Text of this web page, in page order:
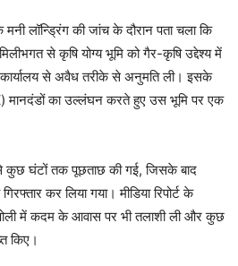
लॉन्ड्रिंग की जांच के दौरान पता चला कि
से कृषि योग्य भूमि को गैर-कृषि उद्देश्य में
से अवैध तरीके से अनुमति ली। इसके
मानदंडों का उल्लंघन करते हुए उस भूमि पर एक
कुछ घंटों तक पूछताछ की गई, जिसके बाद
कर लिया गया। मीडिया रिपोर्ट के
में कदम के आवास पर भी तलाशी ली और कुछ
किए।